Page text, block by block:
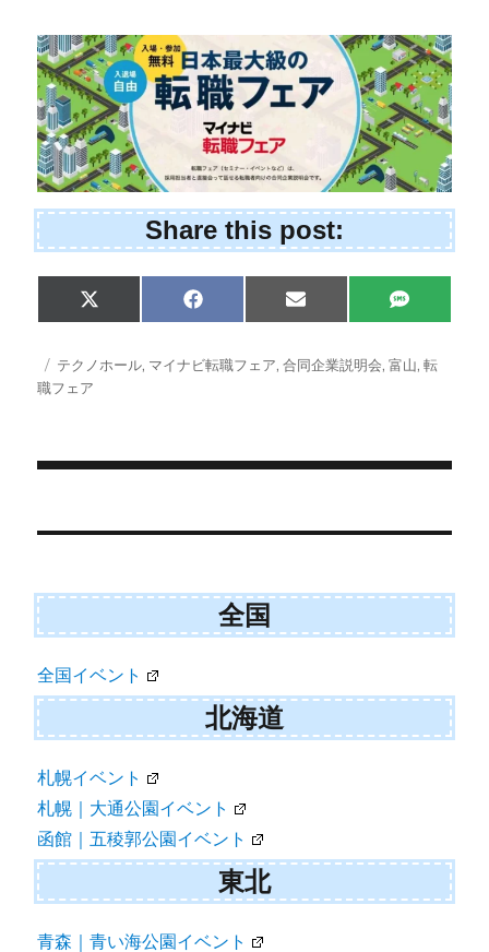
Share this post:
Share
on
X
(
w
)
Share
on
F
a
e
b
Share
on
E
m
i
l
Share
on
S
M
投
稿
タ
グ
テクノホール, マイナビ転職フェア,合同企業説明会,富山,転
職フェア
稿
ナ
ビ
ゲ
ー
シ
ョ
ン
全国
全国イベント
北海道
札幌イベント
札幌｜大通公園イベント
函館｜五稜郭公園イベント
東北
青森｜青い海公園イベント